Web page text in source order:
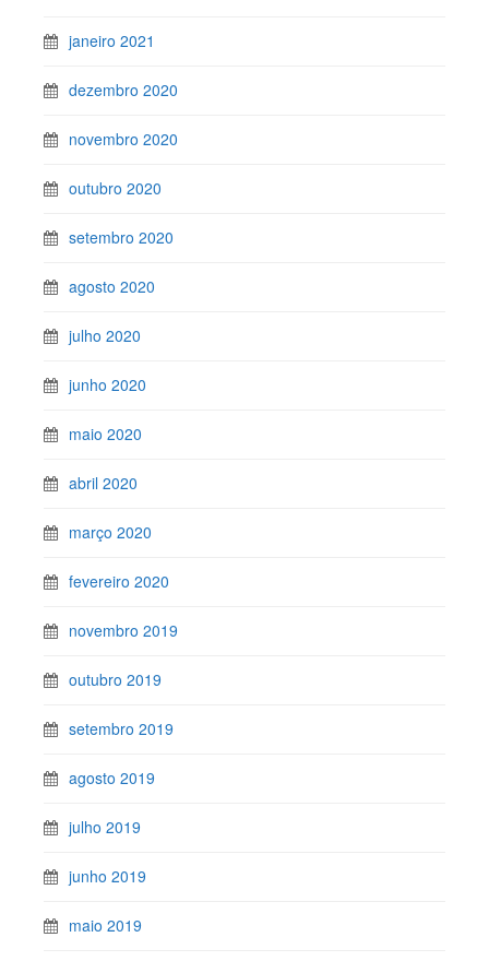
janeiro 2021
dezembro 2020
novembro 2020
outubro 2020
setembro 2020
agosto 2020
julho 2020
junho 2020
maio 2020
abril 2020
março 2020
fevereiro 2020
novembro 2019
outubro 2019
setembro 2019
agosto 2019
julho 2019
junho 2019
maio 2019